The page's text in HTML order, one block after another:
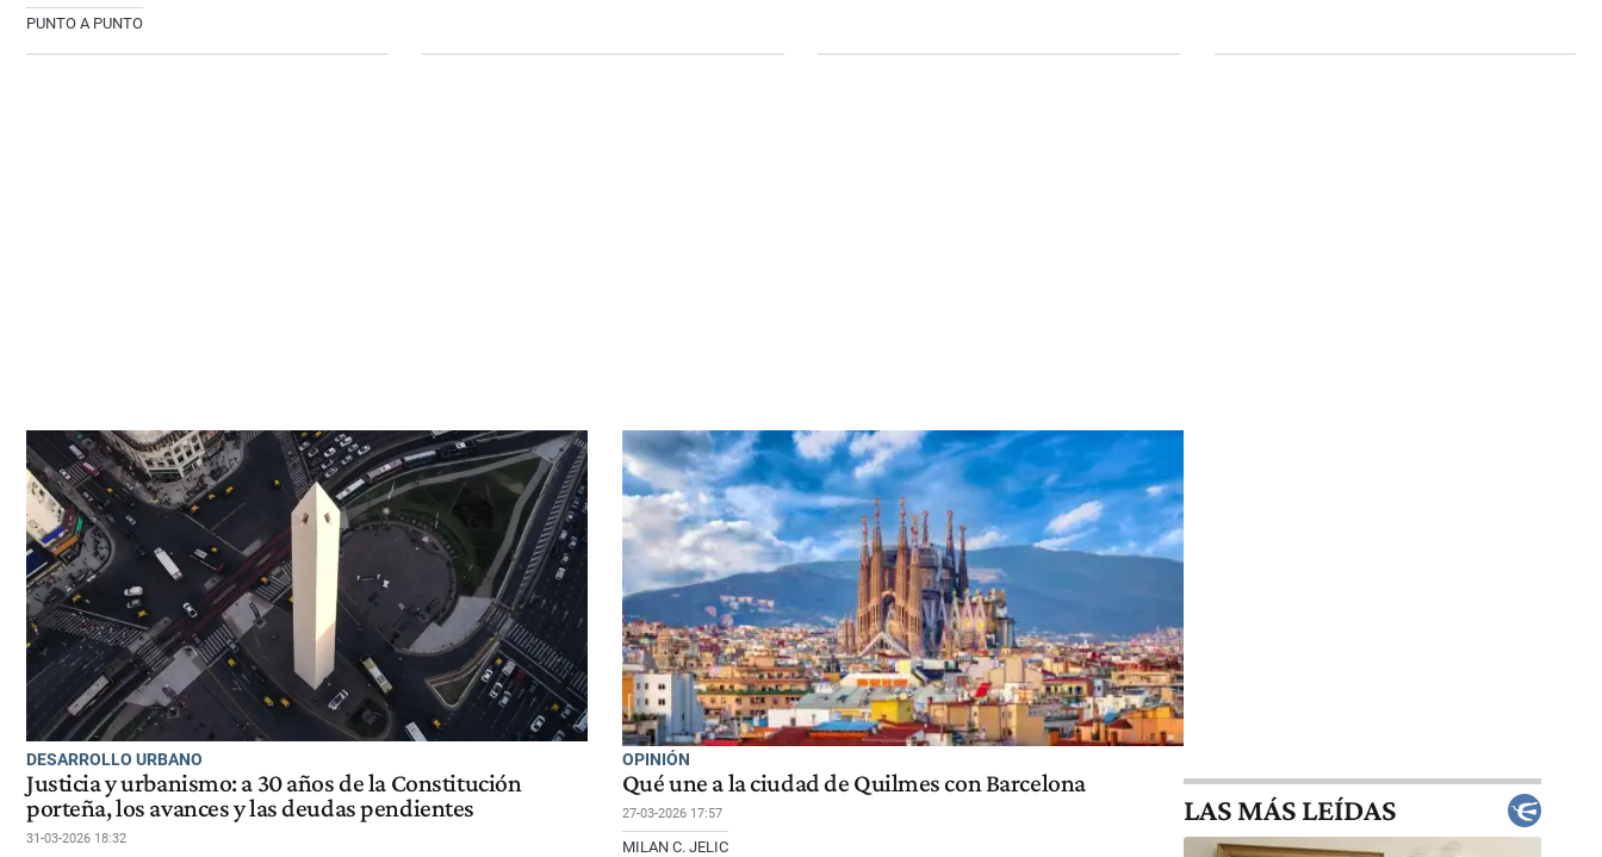
PUNTO A PUNTO
DESARROLLO URBANO
Justicia y urbanismo: a 30 años de la Constitución
porteña, los avances y las deudas pendientes
31-03-2026 18:32
OPINIÓN
Qué une a la ciudad de Quilmes con Barcelona
27-03-2026 17:57
MILAN C. JELIC
LAS MÁS LEÍDAS